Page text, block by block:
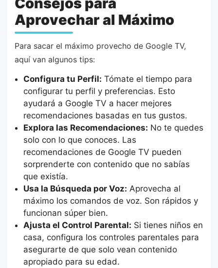
Aprovechar al Máximo
Para sacar el máximo provecho de Google TV,
aquí van algunos tips:
Configura tu Perfil: Tómate el tiempo para
configurar tu perfil y preferencias. Esto
ayudará a Google TV a hacer mejores
recomendaciones basadas en tus gustos.
Explora las Recomendaciones: No te quedes
solo con lo que conoces. Las
recomendaciones de Google TV pueden
sorprenderte con contenido que no sabías
que existía.
Usa la Búsqueda por Voz: Aprovecha al
máximo los comandos de voz. Son rápidos y
funcionan súper bien.
Ajusta el Control Parental: Si tienes niños en
casa, configura los controles parentales para
asegurarte de que solo vean contenido
apropiado para su edad.